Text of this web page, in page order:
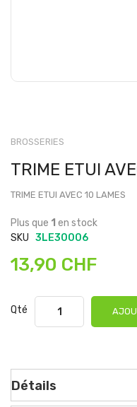
BROSSERIES
TRIME ETUI
TRIME ETUI AVEC 10 LAMES
Plus que 1 en stock
SKU 3LE30006
13,90 CHF
Qté
Détails